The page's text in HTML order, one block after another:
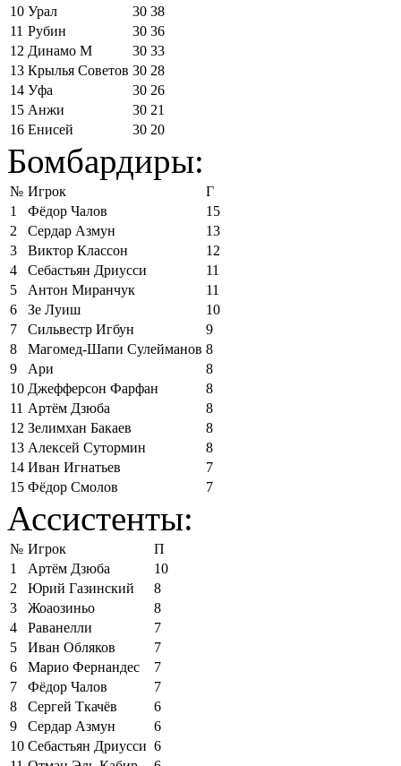
10 Урал 30 38
11 Рубин 30 36
12 Динамо М 30 33
13 Крылья Советов 30 28
14 Уфа 30 26
15 Анжи 30 21
16 Енисей 30 20
Бомбардиры:
№ Игрок
Г
1
Фёдор Чалов
15
2
Сердар Азмун
13
3
Виктор Классон
12
4
Себастьян Дриусси
11
5
Антон Миранчук
11
6
Зе Луиш
10
7
Сильвестр Игбун
9
8
Магомед-Шапи Сулейманов 8
9
Ари
8
10 Джефферсон Фарфан
8
11 Артём Дзюба
8
12 Зелимхан Бакаев
8
13 Алексей Сутормин
8
14 Иван Игнатьев
7
15 Фёдор Смолов 7
Ассистенты:
№ Игрок
П
1
Артём Дзюба
10
2
Юрий Газинский
8
3
Жоаозиньо
8
4
Раванелли
7
5
Иван Обляков
7
6
Марио Фернандес
7
7
Фёдор Чалов
7
8
Сергей Ткачёв
6
9
Сердар Азмун
6
10 Себастьян Дриусси 6